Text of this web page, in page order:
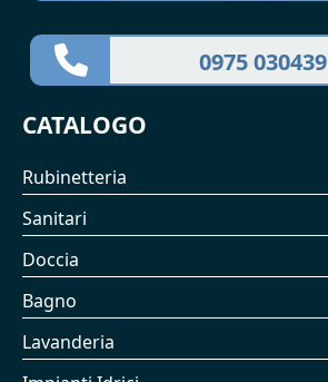
0975 030439
CATALOGO
Rubinetteria
Sanitari
Doccia
Bagno
Lavanderia